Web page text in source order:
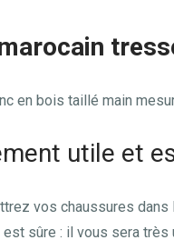
en bois taillé main
utile et
vos chaussures dans
est sûre : il vous sera très